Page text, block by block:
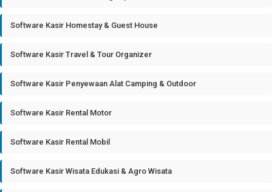
Software Kasir Homestay & Guest House
Software Kasir Travel & Tour Organizer
Software Kasir Penyewaan Alat Camping & Outdoor
Software Kasir Rental Motor
Software Kasir Rental Mobil
Software Kasir Wisata Edukasi & Agro Wisata